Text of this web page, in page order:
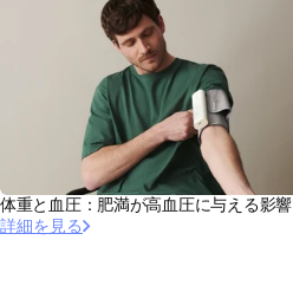
体重と血圧：肥満が高血圧に与える影響
詳細を見る